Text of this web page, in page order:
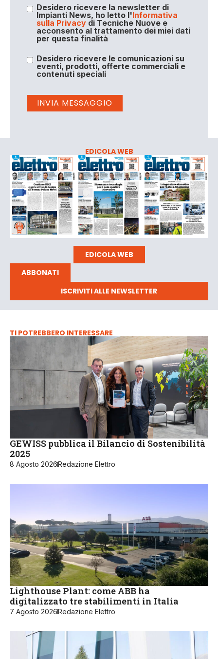
Desidero ricevere la newsletter di
Impianti News, ho letto l'Informativa
sulla Privacydi Tecniche Nuove e
acconsento al trattamento dei miei dati
per questa finalità
Desidero ricevere le comunicazioni su
eventi, prodotti, offerte commerciali e
contenuti speciali
EDICOLA WEB
EDICOLA WEB
ABBONATI
ISCRIVITI ALLE NEWSLETTER
TI POTREBBERO INTERESSARE
GEWISS pubblica il Bilancio di Sostenibilità
2025
8 Agosto 2026Redazione Elettro
Lighthouse Plant: come ABB ha
digitalizzato tre stabilimenti in Italia
7 Agosto 2026Redazione Elettro